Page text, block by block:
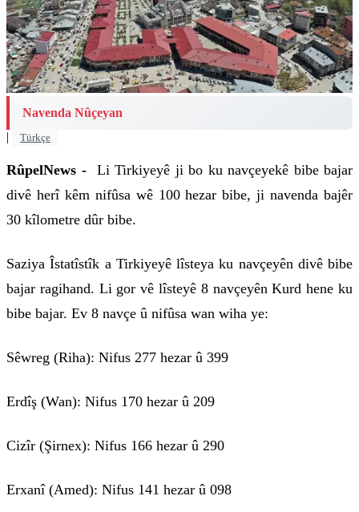
Navenda Nûçeyan
|
Türkçe
RûpelNews -Li Tirkiyeyê ji bo ku navçeyekê bibe bajar
divê herî kêm nifûsa wê 100 hezar bibe, ji navenda bajêr
30 kîlometre dûr bibe.
Saziya Îstatîstîk a Tirkiyeyê lîsteya ku navçeyên divê bibe
bajar ragihand. Li gor vê lîsteyê 8 navçeyên Kurd hene ku
bibe bajar. Ev 8 navçe û nifûsa wan wiha ye:
Sêwreg (Riha): Nifus 277 hezar û 399
Erdîş (Wan): Nifus 170 hezar û 209
Cizîr (Şirnex): Nifus 166 hezar û 290
Erxanî (Amed): Nifus 141 hezar û 098